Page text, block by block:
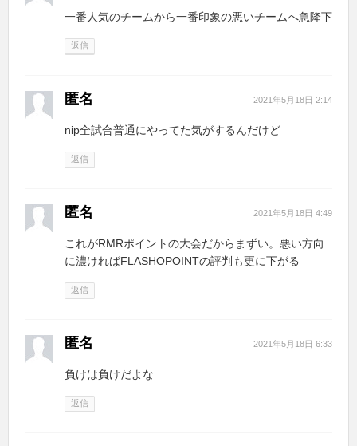
一番人気のチームから一番印象の悪いチームへ急降下
返信
匿名 2021年5月18日 2:14
nip全試合普通にやってた気がするんだけど
返信
匿名 2021年5月18日 4:49
これがRMRポイントの大会だからまずい。悪い方向
に濃ければFLASHOPOINTの評判も更に下がる
返信
匿名 2021年5月18日 6:33
負けは負けだよな
返信